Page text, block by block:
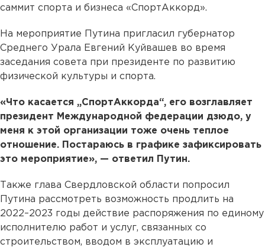
саммит спорта и бизнеса «СпортАккорд».
На мероприятие Путина пригласил губернатор
Среднего Урала Евгений Куйвашев во время
заседания совета при президенте по развитию
физической культуры и спорта.
«Что касается „СпортАккорда“, его возглавляет
президент Международной федерации дзюдо, у
меня к этой организации тоже очень теплое
отношение. Постараюсь в графике зафиксировать
это мероприятие», — ответил Путин.
Также глава Свердловской области попросил
Путина рассмотреть возможность продлить на
2022–2023 годы действие распоряжения по единому
исполнителю работ и услуг, связанных со
строительством, вводом в эксплуатацию и